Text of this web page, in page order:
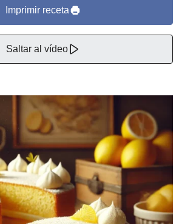
Imprimir receta
Saltar al vídeo